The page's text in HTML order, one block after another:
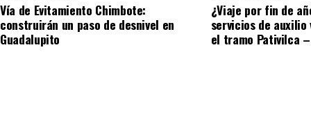
Vía de Evitamiento Chimbote:
construirán un paso de desnivel en
Guadalupito
¿Viaje por fin de
servicios de
el tramo Pativilca